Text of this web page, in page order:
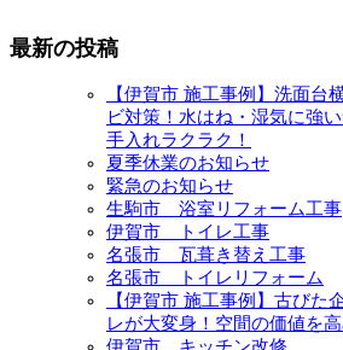
最新の投稿
【伊賀市 施工事例】洗面台
ビ対策！水はね・湿気に強
手入れラクラク！
夏季休業のお知らせ
緊急のお知らせ
生駒市 浴室リフォーム工事
伊賀市 トイレ工事
名張市 瓦葺き替え工事
名張市 トイレリフォーム
【伊賀市 施工事例】古びた
レが大変身！空間の価値を
伊賀市 キッチン改修